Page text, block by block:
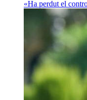
«Ha perdut el